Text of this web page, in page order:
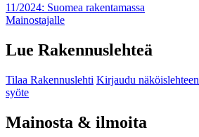
11/2024: Suomea rakentamassa
Mainostajalle
Lue Rakennuslehteä
Tilaa Rakennuslehti Kirjaudu näköislehteen
syöte
Mainosta & ilmoita